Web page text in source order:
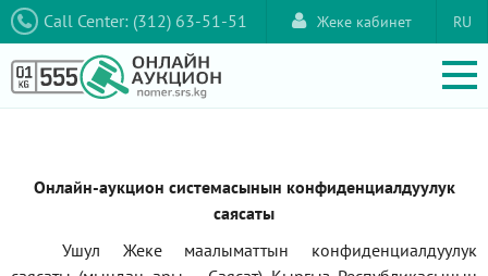
Call Center: (312) 63-51-51 RU
Жеке кабинет
Онлайн-аукцион системасынын конфиденциалдуулук
саясаты
Ушул Жеке маалыматтын конфиденциалдуулук